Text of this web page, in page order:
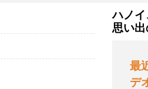
ハノ
思い
最
デ